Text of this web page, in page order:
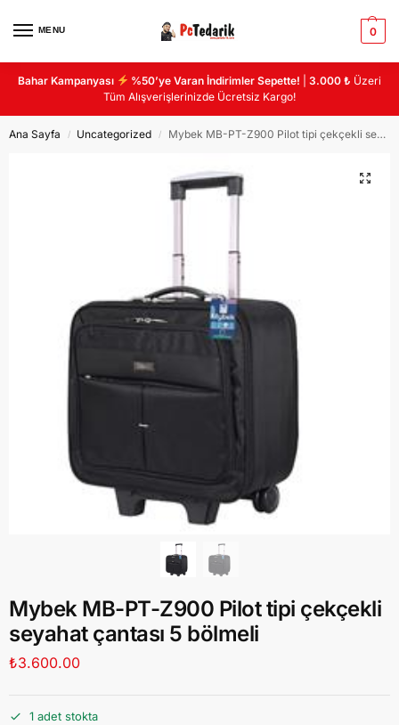
MENU 0
Bahar Kampanyası %50’ye Varan İndirimler Sepette! |3.000 ₺ Üzeri
Tüm Alışverişlerinizde Ücretsiz Kargo!
Ana Sayfa / Uncategorized / Mybek MB-PT-Z900 Pilot tipi çekçekli seyahat çantası 5 bölmeli
Mybek MB-PT-Z900 Pilot tipi çekçekli
seyahat çantası 5 bölmeli
₺3.600.00
1 adet stokta